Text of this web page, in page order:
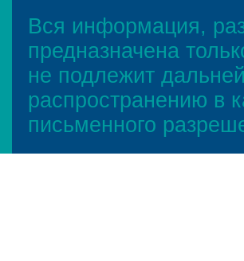
Вся информация,
предназначена
не подлежит
распространению в
письменного